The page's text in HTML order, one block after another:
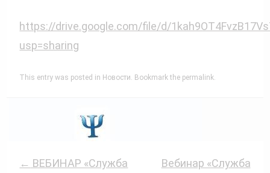
https://drive.google.com/file/d/
usp=sharing
This entry was posted in Новости. Bookmark the permalink.
Post
← ВЕБИНАР «Служба
Вебинар «Служба